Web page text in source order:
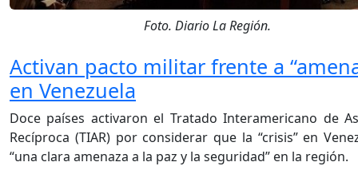
Foto. Diario La Región.
Activan pacto militar frente a
en Venezuela
Doce países activaron el Tratado Interamericano de
Recíproca (TIAR) por considerar que la “crisis” en
“una clara amenaza a la paz y la seguridad” en la región.